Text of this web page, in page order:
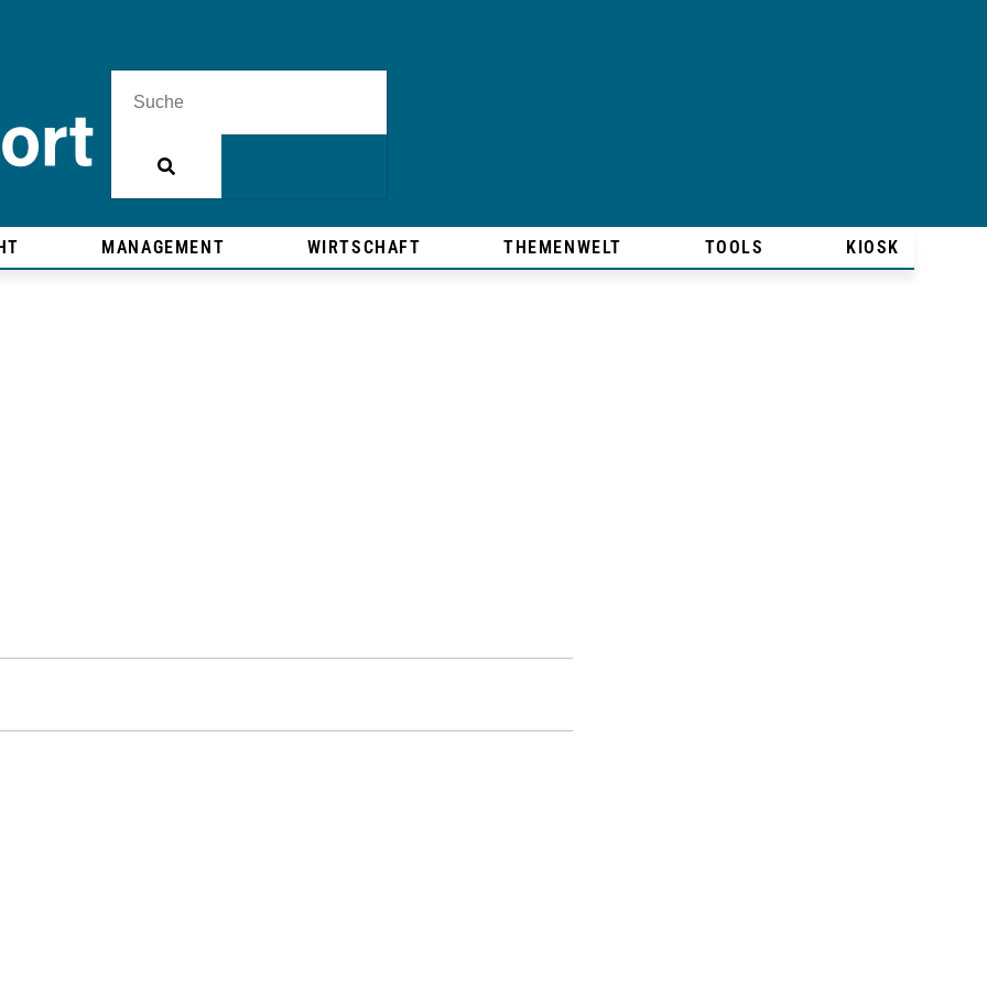
MANAGEMENT WIRTSCHAFT THEMENWELT TOOLS KIOSK